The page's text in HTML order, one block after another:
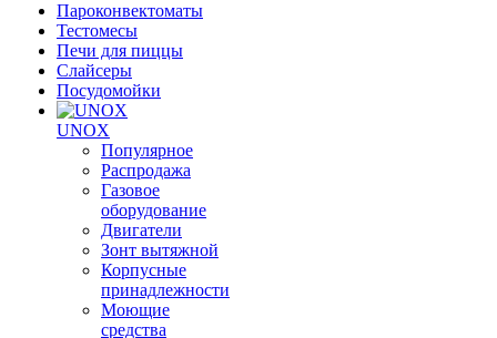
Пароконвектоматы
Тестомесы
Печи для пиццы
Слайсеры
Посудомойки
UNOX
Популярное
Распродажа
Газовое
оборудование
Двигатели
Зонт вытяжной
Корпусные
принадлежности
Моющие
средства